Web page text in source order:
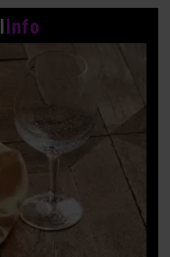
Info